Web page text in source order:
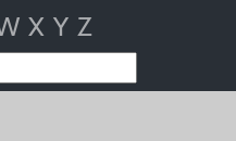
X Y Z